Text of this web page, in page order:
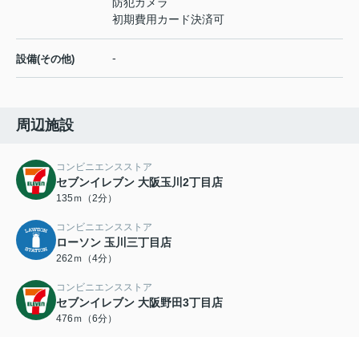
防犯カメラ
初期費用カード決済可
設備(その他) -
周辺施設
コンビニエンスストア
セブンイレブン 大阪玉川2丁目店
135ｍ（2分）
コンビニエンスストア
ローソン 玉川三丁目店
262ｍ（4分）
コンビニエンスストア
セブンイレブン 大阪野田3丁目店
476ｍ（6分）